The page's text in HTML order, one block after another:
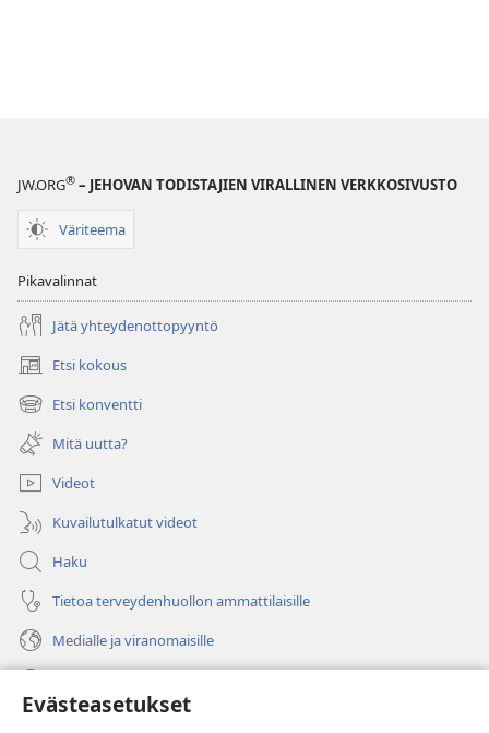
Evästeasetukset
JW.ORG® – JEHOVAN TODISTAJIEN VIRALLINEN VERKKOSIVUSTO
Väriteema
Pikavalinnat
Jätä yhteydenottopyyntö
Etsi kokous
(avaa
uuden
ikkunan)
Etsi konventti
(avaa
uuden
ikkunan)
Mitä uutta?
Videot
Kuvailutulkatut videot
Haku
Tietoa terveydenhuollon ammattilaisille
Medialle ja viranomaisille